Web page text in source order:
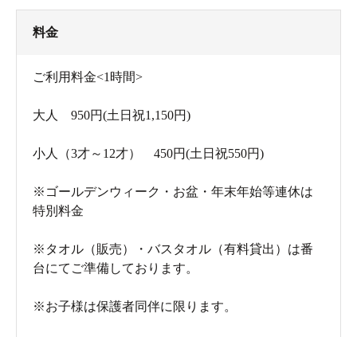
料金
ご利用料金<1時間>
大人 950円(土日祝1,150円)
小人（3才～12才） 450円(土日祝550円)
※ゴールデンウィーク・お盆・年末年始等連休は
特別料金
※タオル（販売）・バスタオル（有料貸出）は番
台にてご準備しております。
※お子様は保護者同伴に限ります。